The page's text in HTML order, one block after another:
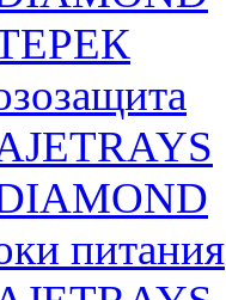
питания